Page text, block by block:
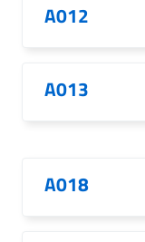
A012
A013
A018